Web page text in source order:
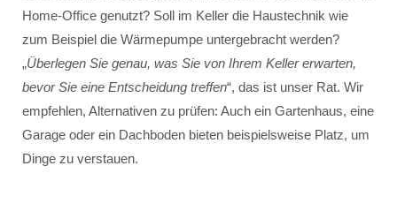
Home-Office genutzt? Soll im Keller die Haustechnik wie
zum Beispiel die Wärmepumpe untergebracht werden?
„Überlegen Sie genau, was Sie von Ihrem Keller erwarten,
bevor Sie eine Entscheidung treffen“, das ist unser Rat. Wir
empfehlen, Alternativen zu prüfen: Auch ein Gartenhaus, eine
Garage oder ein Dachboden bieten beispielsweise Platz, um
Dinge zu verstauen.